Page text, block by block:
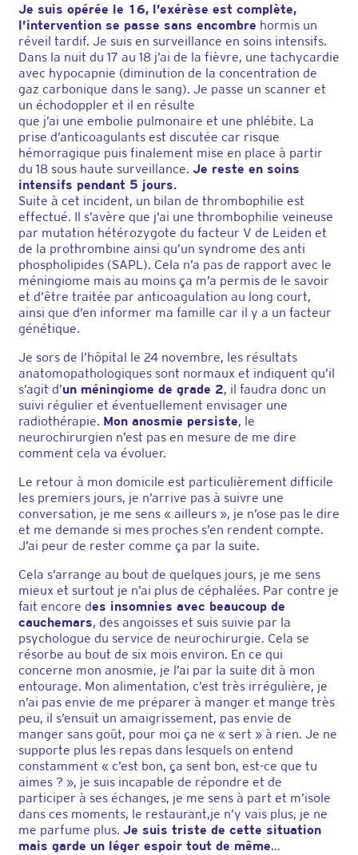
Je suis opérée le 16, l’exérèse est complète,
l’intervention se passe sans encombre hormis un
réveil tardif. Je suis en surveillance en soins intensifs.
Dans la nuit du 17 au 18 j’ai de la fièvre, une tachycardie
avec hypocapnie (diminution de la concentration de
gaz carbonique dans le sang). Je passe un scanner et
un échodoppler et il en résulte
que j’ai une embolie pulmonaire et une phlébite. La
prise d’anticoagulants est discutée car risque
hémorragique puis finalement mise en place à partir
du 18 sous haute surveillance. Je reste en soins
intensifs pendant 5 jours.
Suite à cet incident, un bilan de thrombophilie est
effectué. Il s’avère que j’ai une thrombophilie veineuse
par mutation hétérozygote du facteur V de Leiden et
de la prothrombine ainsi qu’un syndrome des anti
phospholipides (SAPL). Cela n’a pas de rapport avec le
méningiome mais au moins ça m’a permis de le savoir
et d’être traitée par anticoagulation au long court,
ainsi que d’en informer ma famille car il y a un facteur
génétique.
Je sors de l’hôpital le 24 novembre, les résultats
anatomopathologiques sont normaux et indiquent qu’il
s’agit d’un méningiome de grade 2, il faudra donc un
suivi régulier et éventuellement envisager une
radiothérapie. Mon anosmie persiste, le
neurochirurgien n’est pas en mesure de me dire
comment cela va évoluer.
Le retour à mon domicile est particulièrement difficile
les premiers jours, je n’arrive pas à suivre une
conversation, je me sens « ailleurs », je n’ose pas le dire
et me demande si mes proches s’en rendent compte.
J’ai peur de rester comme ça par la suite.
Cela s’arrange au bout de quelques jours, je me sens
mieux et surtout je n’ai plus de céphalées. Par contre je
fait encore des insomnies avec beaucoup de
cauchemars, des angoisses et suis suivie par la
psychologue du service de neurochirurgie. Cela se
résorbe au bout de six mois environ. En ce qui
concerne mon anosmie, je l’ai par la suite dit à mon
entourage. Mon alimentation, c’est très irrégulière, je
n’ai pas envie de me préparer à manger et mange très
peu, il s’ensuit un amaigrissement, pas envie de
manger sans goût, pour moi ça ne « sert » à rien. Je ne
supporte plus les repas dans lesquels on entend
constamment « c’est bon, ça sent bon, est-ce que tu
aimes ? », je suis incapable de répondre et de
participer à ses échanges, je me sens à part et m’isole
dans ces moments, le restaurant,je n’y vais plus, je ne
me parfume plus. Je suis triste de cette situation
mais garde un léger espoir tout de même…